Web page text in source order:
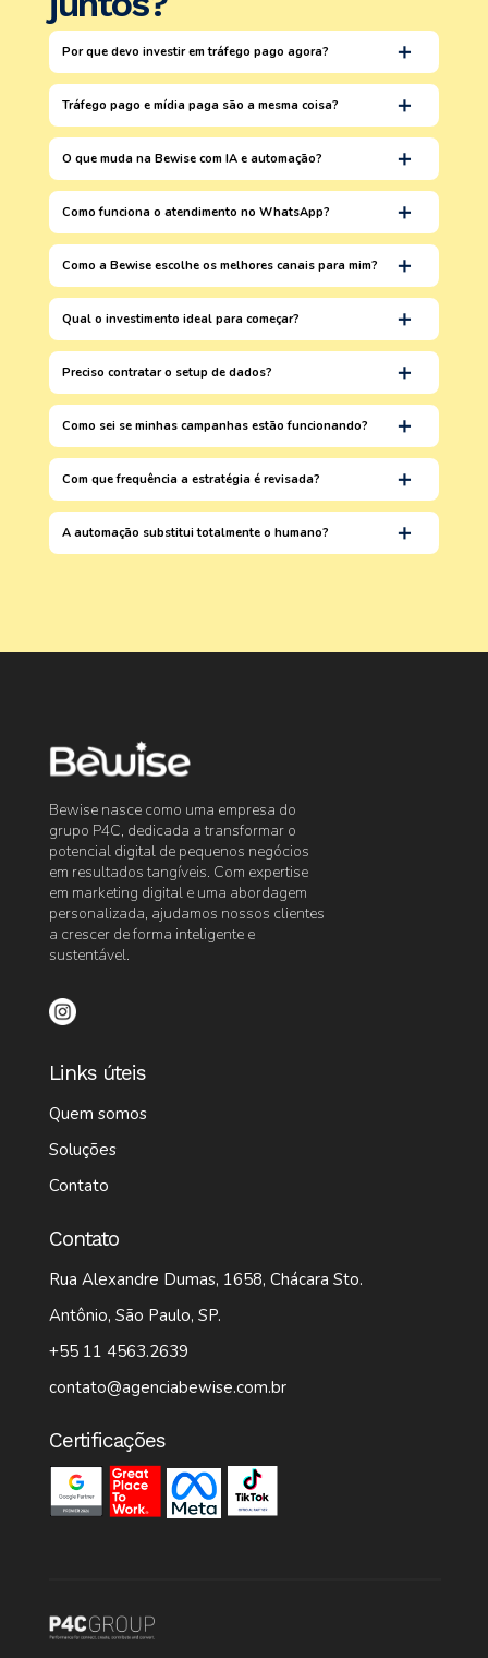
Por que devo investir em tráfego pago agora?
Tráfego pago e mídia paga são a mesma coisa?
O que muda na Bewise com IA e automação?
Como funciona o atendimento no WhatsApp?
Como a Bewise escolhe os melhores canais para mim?
Qual o investimento ideal para começar?
Preciso contratar o setup de dados?
Como sei se minhas campanhas estão funcionando?
Com que frequência a estratégia é revisada?
A automação substitui totalmente o humano?
Bewise nasce como uma empresa do
grupo P4C, dedicada a transformar o
potencial digital de pequenos negócios
em resultados tangíveis. Com expertise
em marketing digital e uma abordagem
personalizada, ajudamos nossos clientes
a crescer de forma inteligente e
sustentável.
Links úteis
Quem somos
Soluções
Contato
Contato
Rua Alexandre Dumas, 1658, Chácara Sto.
Antônio, São Paulo, SP.
+55 11 4563.2639
contato@agenciabewise.com.br
Certificações